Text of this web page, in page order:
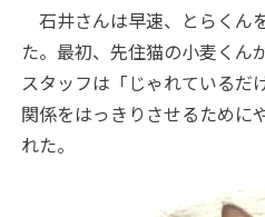
石井さんは早速、とらくん
た。最初、先住猫の小麦くん
スタッフは「じゃれているだ
関係をはっきりさせるために
れた。